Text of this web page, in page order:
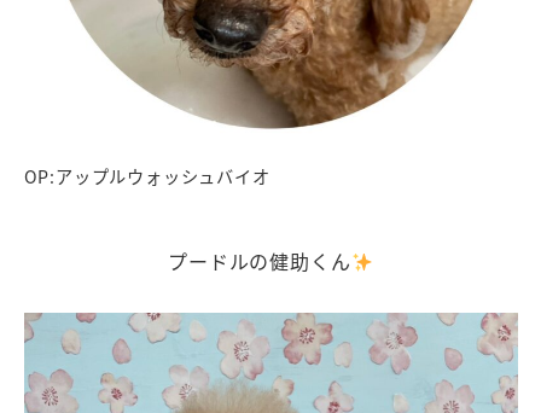
OP:アップルウォッシュバイオ
プードルの健助くん